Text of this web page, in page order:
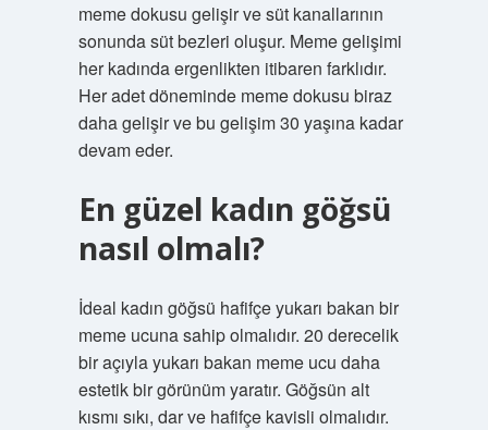
meme dokusu gelişir ve süt kanallarının
sonunda süt bezleri oluşur. Meme gelişimi
her kadında ergenlikten itibaren farklıdır.
Her adet döneminde meme dokusu biraz
daha gelişir ve bu gelişim 30 yaşına kadar
devam eder.
En güzel kadın göğsü
nasıl olmalı?
İdeal kadın göğsü hafifçe yukarı bakan bir
meme ucuna sahip olmalıdır. 20 derecelik
bir açıyla yukarı bakan meme ucu daha
estetik bir görünüm yaratır. Göğsün alt
kısmı sıkı, dar ve hafifçe kavisli olmalıdır.